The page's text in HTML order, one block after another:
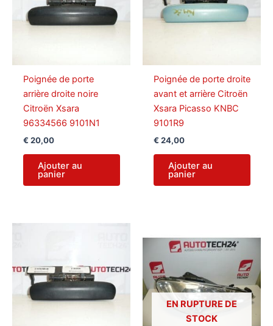
Poignée de porte
arrière droite noire
Citroën Xsara
96334566 9101N1
€ 20,00
Ajouter au
panier
Poignée de porte droite
avant et arrière Citroën
Xsara Picasso KNBC
9101R9
€ 24,00
Ajouter au
panier
EN RUPTURE DE
STOCK